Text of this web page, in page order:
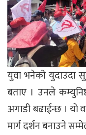
युवा भनेको युदाउदा
बताए । उनले
अगाडी बढाईन्छ ।
मार्ग दर्शन बनाउने